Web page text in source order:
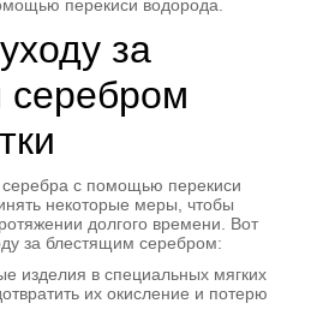
перекиси водорода.
за
с помощью перекиси
некоторые меры, чтобы
долгого времени. Вот
за блестящим серебром:
изделия в специальных мягких
их окисление и потерю